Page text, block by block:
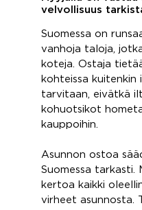
velvollisuus
Suomessa on
vanhoja taloja,
koteja. Ostaja
kohteissa kuitenkin
tarvitaan, eivätkä
kohuotsikot
kauppoihin.
Asunnon ostoa
Suomessa tarkasti.
kertoa kaikki
virheet asunnosta.